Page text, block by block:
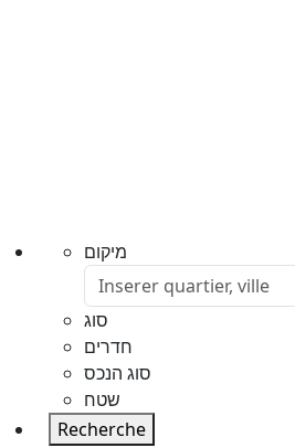
מיקום
סוג
חדרים
סוג הנכס
שטח
Recherche